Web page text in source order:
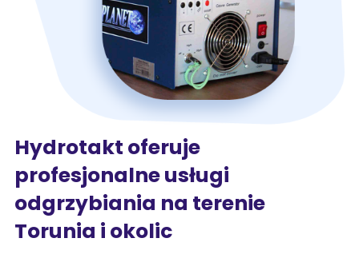
Hydrotakt oferuje
profesjonalne usługi
odgrzybiania na terenie
Torunia i okolic